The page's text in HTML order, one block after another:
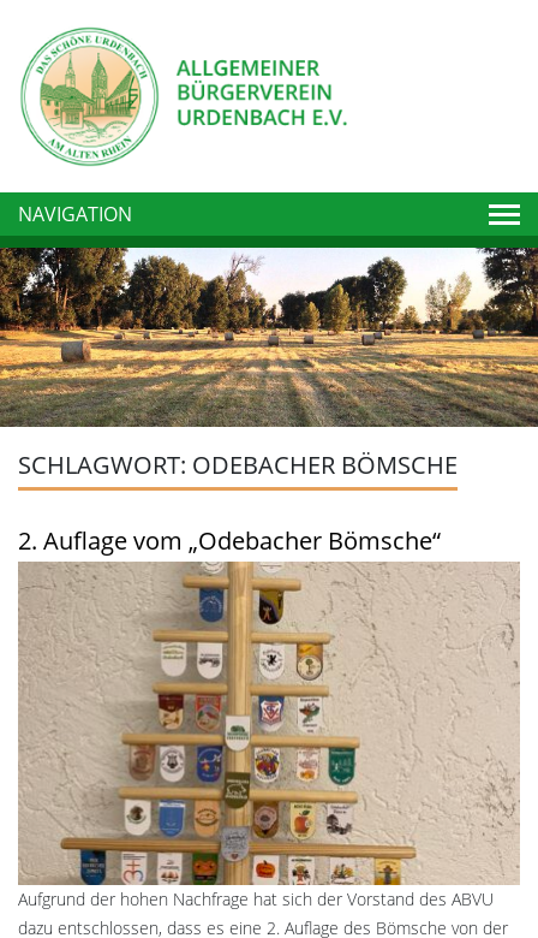
NAVIGATION
SCHLAGWORT: ODEBACHER BÖMSCHE
2. Auflage vom „Odebacher Bömsche“
Aufgrund der hohen Nachfrage hat sich der Vorstand des ABVU
dazu entschlossen, dass es eine 2. Auflage des Bömsche von der